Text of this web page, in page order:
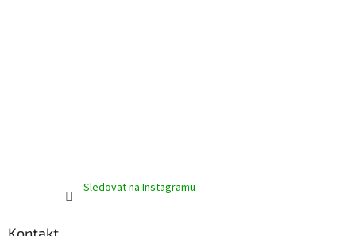
Sledovat na Instagramu